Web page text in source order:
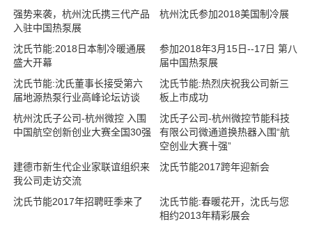
强势来袭，杭州沈氏携三代产品
入驻中国热泵展
杭州沈氏参加2018美国制冷展
沈氏节能:2018日本制冷暖通展
盛大开幕
参加2018年3月15日--17日 第八
届中国热泵展
沈氏节能:沈氏董事长接受第六
届地源热泵行业高峰论坛访谈
沈氏节能:热烈庆祝我公司新三
板上市成功
杭州沈氏子公司-杭州微控 入围
中国航空创新创业大赛全国30强
沈氏子公司-杭州微控节能科技
有限公司微通道换热器入围“航
空创业大赛十强”
建德市新生代企业家联谊组织来
我公司走访交流
沈氏节能2017跨年迎新会
沈氏节能2017年招聘旺季来了
沈氏节能:春暖花开，沈氏与您
相约2013年精彩展会